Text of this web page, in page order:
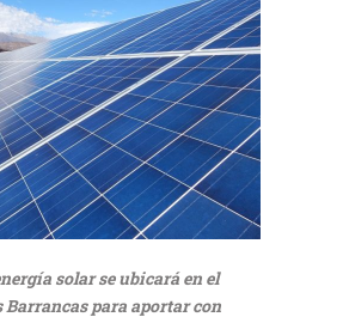
solar se ubicará en el
Barrancas para aportar con